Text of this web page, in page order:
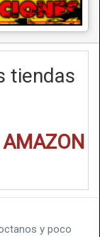
tiendas
AMAZON
y poco